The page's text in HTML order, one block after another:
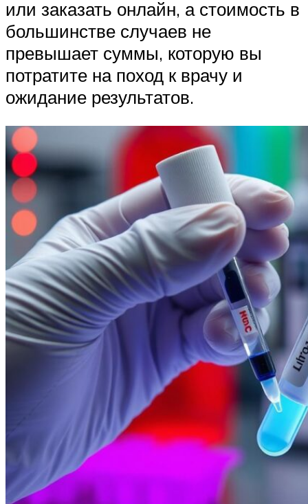
или заказать онлайн, а стоимость в
большинстве случаев не
превышает суммы, которую вы
потратите на поход к врачу и
ожидание результатов.